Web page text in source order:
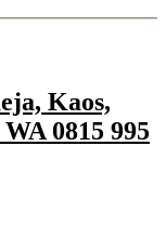
Kaos,
0815 995